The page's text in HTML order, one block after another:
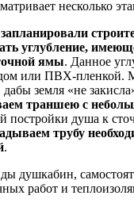
несколько
углубление,
ямы. Данное
или ПВХ-пленкой.
дабы земля «не
траншею с
постройки душа к
трубу
.